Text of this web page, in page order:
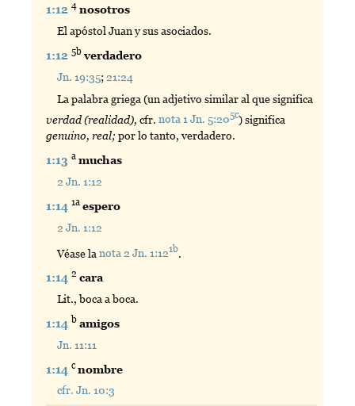
1:124 nosotros
El apóstol Juan y sus asociados.
1:125b verdadero
Jn. 19:35; 21:24
La palabra griega (un adjetivo similar al que significa
verdad (realidad), cfr.nota 1 Jn. 5:205c) significa
genuino, real; por lo tanto, verdadero.
1:13a muchas
2 Jn. 1:12
1:141a espero
2 Jn. 1:12
Véase lanota 2 Jn. 1:121b.
1:142 cara
Lit., boca a boca.
1:14 b amigos
Jn. 11:11
1:14c nombre
cfr. Jn. 10:3